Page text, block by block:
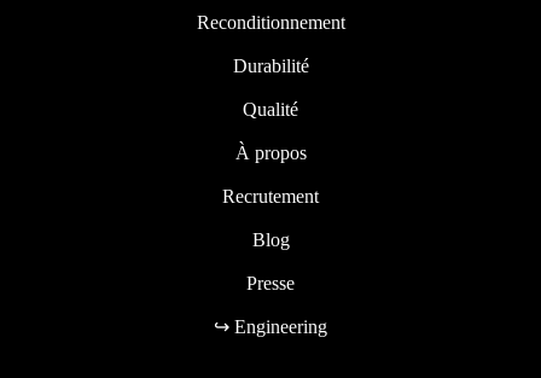
Reconditionnement
Durabilité
Qualité
À propos
Recrutement
Blog
Presse
↪ Engineering